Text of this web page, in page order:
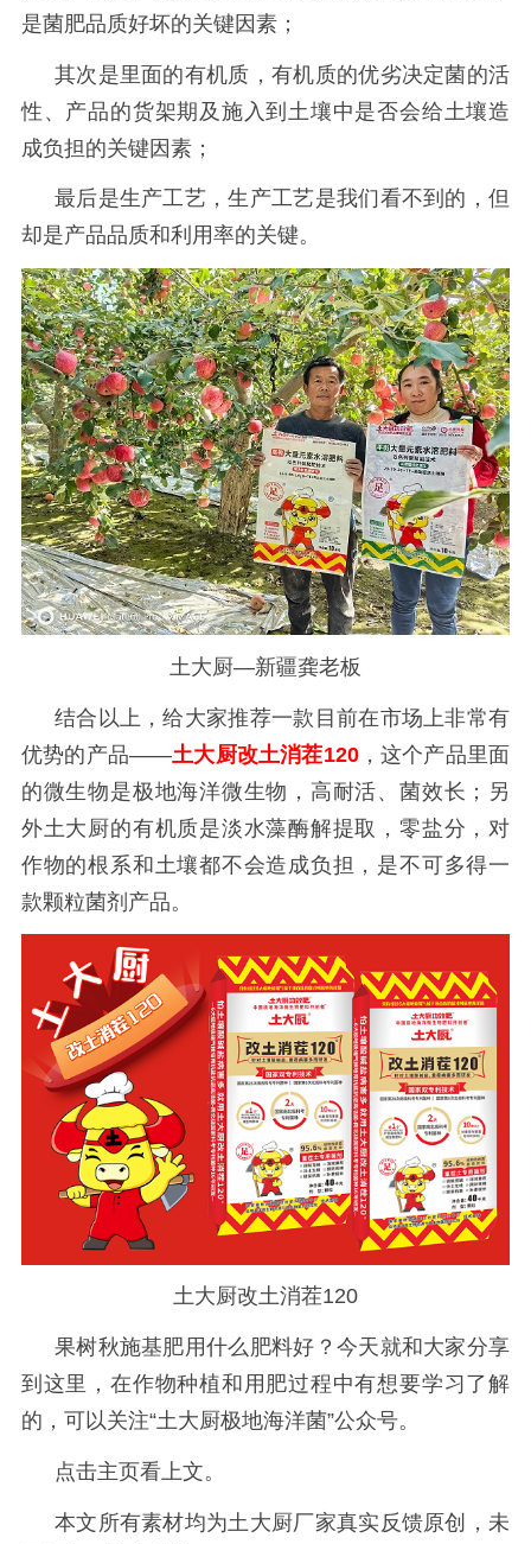
是菌肥品质好坏的关键因素；
其次是里面的有机质，有机质的优劣决定菌的活
性、产品的货架期及施入到土壤中是否会给土壤造
成负担的关键因素；
最后是生产工艺，生产工艺是我们看不到的，但
却是产品品质和利用率的关键。
土大厨—新疆龚老板
结合以上，给大家推荐一款目前在市场上非常有
优势的产品——土大厨改土消茬120，这个产品里面
的微生物是极地海洋微生物，高耐活、菌效长；另
外土大厨的有机质是淡水藻酶解提取，零盐分，对
作物的根系和土壤都不会造成负担，是不可多得一
款颗粒菌剂 产品。
土大厨改土消茬120
果树秋施基肥用什么肥料好？今天就和大家分享
到这里，在作物种植和用肥过程中有想要学习了解
的， 可以关注“土大厨极地海洋菌”公众号。
点击主页看上文。
本文所有素材均为土大厨厂家真实反馈原创，未